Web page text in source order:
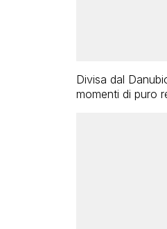
Divisa dal
momenti di puro